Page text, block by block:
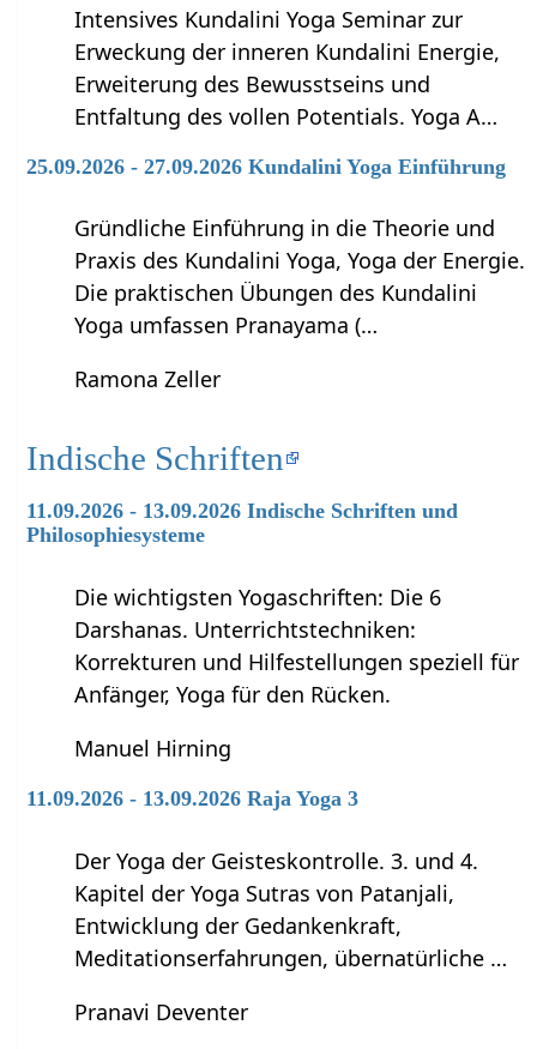
Intensives Kundalini Yoga Seminar zur
Erweckung der inneren Kundalini Energie,
Erweiterung des Bewusstseins und
Entfaltung des vollen Potentials. Yoga A…
25.09.2026 - 27.09.2026 Kundalini Yoga Einführung
Gründliche Einführung in die Theorie und
Praxis des Kundalini Yoga, Yoga der Energie.
Die praktischen Übungen des Kundalini
Yoga umfassen Pranayama (…
Ramona Zeller
Indische Schriften
11.09.2026 - 13.09.2026 Indische Schriften und
Philosophiesysteme
Die wichtigsten Yogaschriften: Die 6
Darshanas. Unterrichtstechniken:
Korrekturen und Hilfestellungen speziell für
Anfänger, Yoga für den Rücken.
Manuel Hirning
11.09.2026 - 13.09.2026 Raja Yoga 3
Der Yoga der Geisteskontrolle. 3. und 4.
Kapitel der Yoga Sutras von Patanjali,
Entwicklung der Gedankenkraft,
Meditationserfahrungen, übernatürliche …
Pranavi Deventer